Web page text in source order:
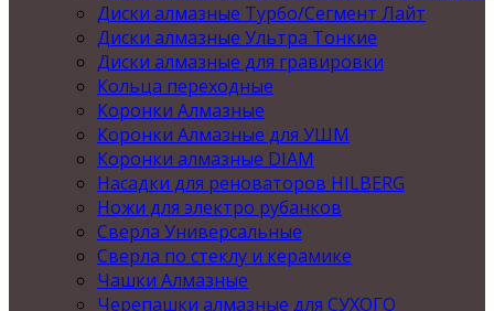
Диски алмазные Турбо/Сегмент Лайт
Диски алмазные Ультра Тонкие
Диски алмазные для гравировки
Кольца переходные
Коронки Алмазные
Коронки Алмазные для УШМ
Коронки алмазные DIAM
Насадки для реноваторов HILBERG
Ножи для электро рубанков
Сверла Универсальные
Сверла по стеклу и керамике
Чашки Алмазные
Черепашки алмазные для СУХОГО